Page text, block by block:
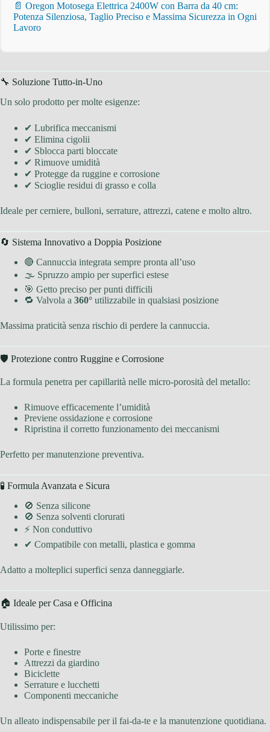
📄 Oregon Motosega Elettrica 2400W con Barra da 40 cm:
Potenza Silenziosa, Taglio Preciso e Massima Sicurezza in Ogni
Lavoro
🔧 Soluzione Tutto-in-Uno
Un solo prodotto per molte esigenze:
✔ Lubrifica meccanismi
✔ Elimina cigolii
✔ Sblocca parti bloccate
✔ Rimuove umidità
✔ Protegge da ruggine e corrosione
✔ Scioglie residui di grasso e colla
Ideale per cerniere, bulloni, serrature, attrezzi, catene e molto altro.
🔄 Sistema Innovativo a Doppia Posizione
🔴 Cannuccia integrata sempre pronta all’uso
🌫 Spruzzo ampio per superfici estese
🎯 Getto preciso per punti difficili
🔁 Valvola a 360° utilizzabile in qualsiasi posizione
Massima praticità senza rischio di perdere la cannuccia.
🛡 Protezione contro Ruggine e Corrosione
La formula penetra per capillarità nelle micro-porosità del metallo:
Rimuove efficacemente l’umidità
Previene ossidazione e corrosione
Ripristina il corretto funzionamento dei meccanismi
Perfetto per manutenzione preventiva.
🧪 Formula Avanzata e Sicura
🚫 Senza silicone
🚫 Senza solventi clorurati
⚡ Non conduttivo
✔ Compatibile con metalli, plastica e gomma
Adatto a molteplici superfici senza danneggiarle.
🏠 Ideale per Casa e Officina
Utilissimo per:
Porte e finestre
Attrezzi da giardino
Biciclette
Serrature e lucchetti
Componenti meccaniche
Un alleato indispensabile per il fai-da-te e la manutenzione quotidiana.